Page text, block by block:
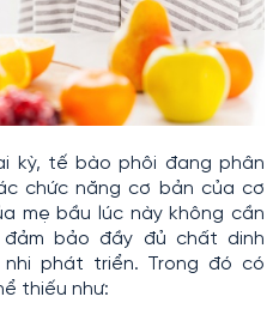
kỳ, tế bào phôi đang phân
chức năng cơ bản của cơ
mẹ bầu lúc này không cần
bảo đầy đủ chất dinh
phát triển. Trong đó có
thiếu như: